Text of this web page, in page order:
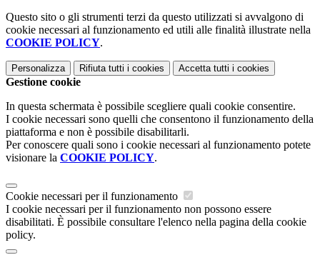
Questo sito o gli strumenti terzi da questo utilizzati si avvalgono di
cookie necessari al funzionamento ed utili alle finalità illustrate nella
COOKIE POLICY.
Personalizza Rifiuta tutti i cookies Accetta tutti i cookies
Gestione cookie
In questa schermata è possibile scegliere quali cookie consentire.
I cookie necessari sono quelli che consentono il funzionamento della
piattaforma e non è possibile disabilitarli.
Per conoscere quali sono i cookie necessari al funzionamento potete
visionare la COOKIE POLICY.
Cookie necessari per il funzionamento
I cookie necessari per il funzionamento non possono essere
disabilitati. È possibile consultare l'elenco nella pagina della cookie
policy.